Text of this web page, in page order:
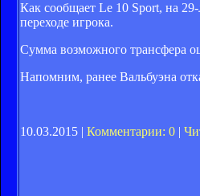
Как сообщает Le 10 Sport, на
переходе игрока.
Сумма возможного трансфера
Напомним, ранее Вальбуэна
10.03.2015 | Комментарии: 0 |